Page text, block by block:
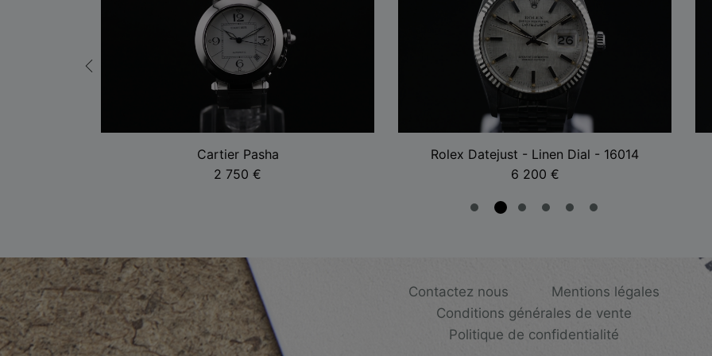
Cartier Pasha
2 750 €
Rolex Datejust - Linen Dial - 16014
6 200 €
Contactez nous
Mentions légales
Conditions générales de vente
Politique de confidentialité